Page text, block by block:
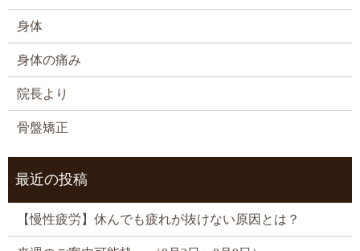
身体
身体の痛み
院長より
骨盤矯正
最近の投稿
【慢性疲労】休んでも疲れが抜けない原因とは？